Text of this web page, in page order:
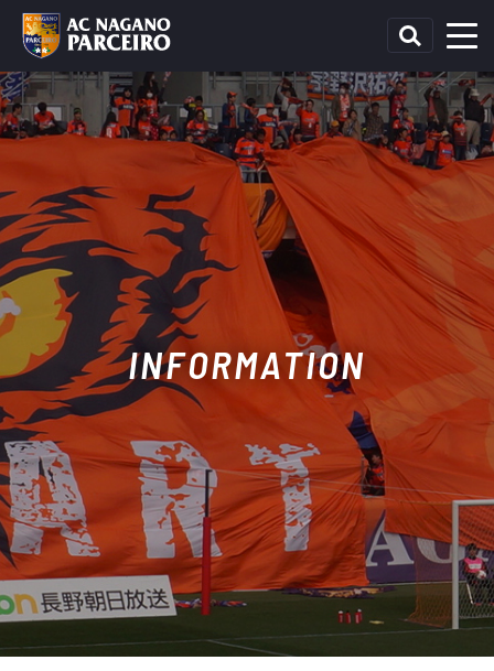
INFORMATION